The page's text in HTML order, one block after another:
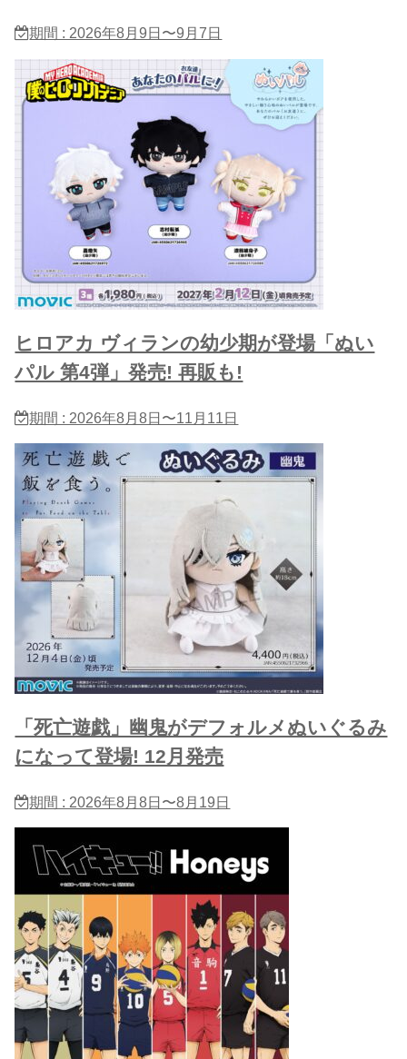
期間 : 2026年8月9日〜9月7日
ヒロアカ ヴィランの幼少期が登場「ぬい
パル 第4弾」発売! 再販も!
期間 : 2026年8月8日〜11月11日
「死亡遊戯」幽鬼がデフォルメぬいぐるみ
になって登場! 12月発売
期間 : 2026年8月8日〜8月19日